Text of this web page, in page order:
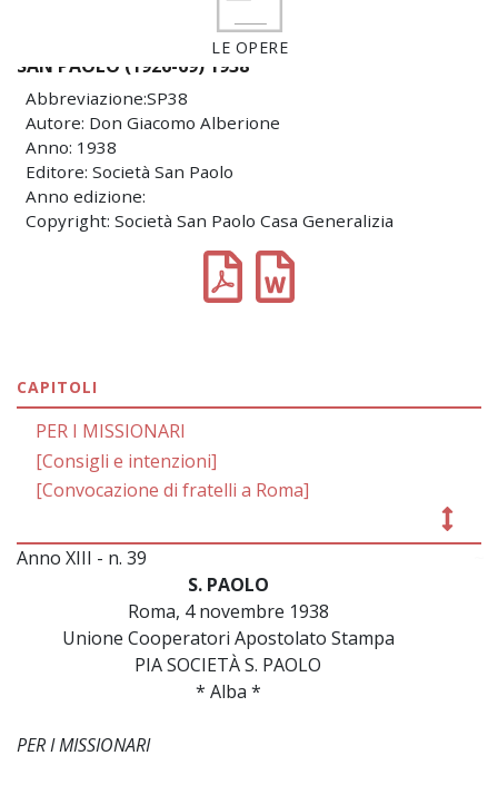
LE OPERE
SAN PAOLO (1926-69) 1938
Abbreviazione:SP38
Autore: Don Giacomo Alberione
Anno: 1938
Editore: Società San Paolo
Anno edizione:
Copyright: Società San Paolo Casa Generalizia
CAPITOLI
PER I MISSIONARI
[Consigli e intenzioni]
[Convocazione di fratelli a Roma]
Anno XIII - n. 39
S. PAOLO
Roma, 4 novembre 1938
Unione Cooperatori Apostolato Stampa
PIA SOCIETÀ S. PAOLO
* Alba *
PER I MISSIONARI